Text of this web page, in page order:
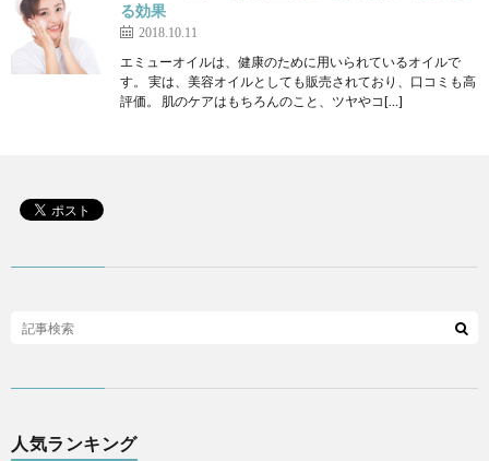
る効果
2018.10.11
エミューオイルは、健康のために用いられているオイルで
す。 実は、美容オイルとしても販売されており、口コミも高
評価。 肌のケアはもちろんのこと、ツヤやコ[…]
人気ランキング